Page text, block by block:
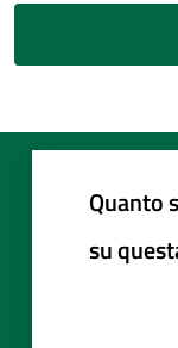
Quanto
su